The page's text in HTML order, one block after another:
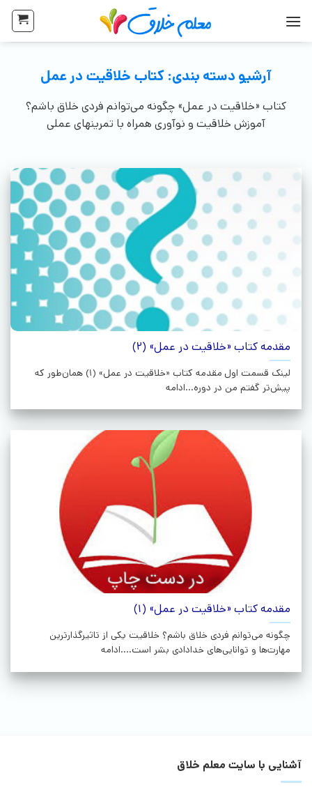
آرشیو دسته بندی: کتاب خلاقیت در عمل
کتاب «خلاقیت در عمل» چگونه می‌توانم فردی خلاق باشم؟
آموزش خلاقیت و نوآوری همراه با تمرینهای عملی
مقدمه کتاب «خلاقیت در عمل» (2)
لینک قسمت اول مقدمه کتاب «خلاقیت در عمل» (1) همان‌طور که
پیش‌تر گفتم من در دوره...ادامه
مقدمه کتاب «خلاقیت در عمل» (1)
چگونه می‌توانم فردی خلاق باشم؟ خلاقیت یکی از تاثیرگذارترین
مهارت‌ها و توانایی‌های خدادادی بشر است....ادامه
آشنایی با سایت معلم خلاق